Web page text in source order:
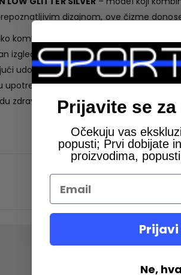
dizajnom, ove čizme
kombinuje sa različitim stilovima odeće
izgled
udobnom dizajnu
upotrebu
zdravlje vaših stopalaPrijavite se
Očekuju vas
popusti; Prvi dobijate
proizvodima,
Prijavi
Ne,